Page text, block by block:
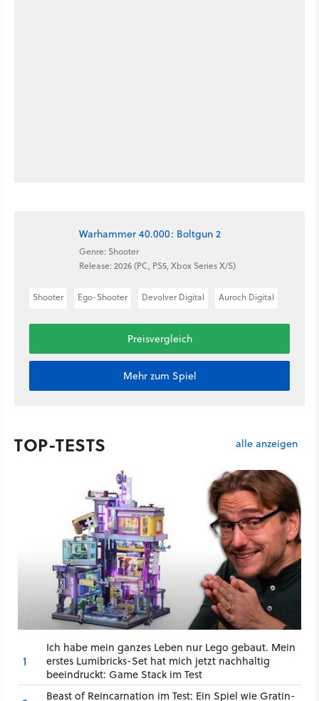
Warhammer 40.000: Boltgun 2
Genre: Shooter
Release: 2026 (PC, PS5, Xbox Series X/S)
Shooter Ego-Shooter Devolver Digital Auroch Digital
Preisvergleich
Mehr zum Spiel
TOP-TESTS alle anzeigen
1
Ich habe mein ganzes Leben nur Lego gebaut. Mein
erstes Lumibricks-Set hat mich jetzt nachhaltig
beeindruckt: Game Stack im Test
Beast of Reincarnation im Test: Ein Spiel wie Gratin-